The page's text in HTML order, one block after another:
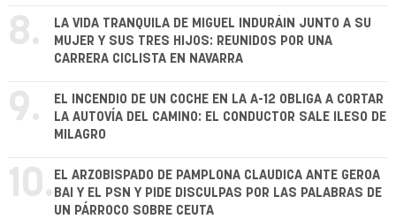
8.
LA VIDA TRANQUILA DE MIGUEL INDURÁIN JUNTO A SU
MUJER Y SUS TRES HIJOS: REUNIDOS POR UNA
CARRERA CICLISTA EN NAVARRA
9.
EL INCENDIO DE UN COCHE EN LA A-12 OBLIGA A CORTAR
LA AUTOVÍA DEL CAMINO: EL CONDUCTOR SALE ILESO DE
MILAGRO
10. EL ARZOBISPADO DE PAMPLONA CLAUDICA ANTE GEROA
BAI Y EL PSN Y PIDE DISCULPAS POR LAS PALABRAS DE
UN PÁRROCO SOBRE CEUTA